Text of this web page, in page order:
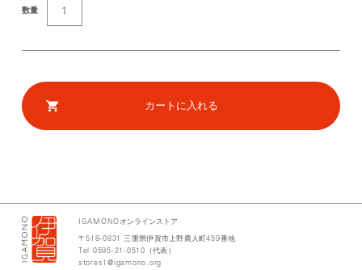
数量
IGAMONO オンラインストア
〒518-0831 三重県伊賀市上野農人町459番地
Tel 0595-21-0510 （代表）
stores1@igamono.org